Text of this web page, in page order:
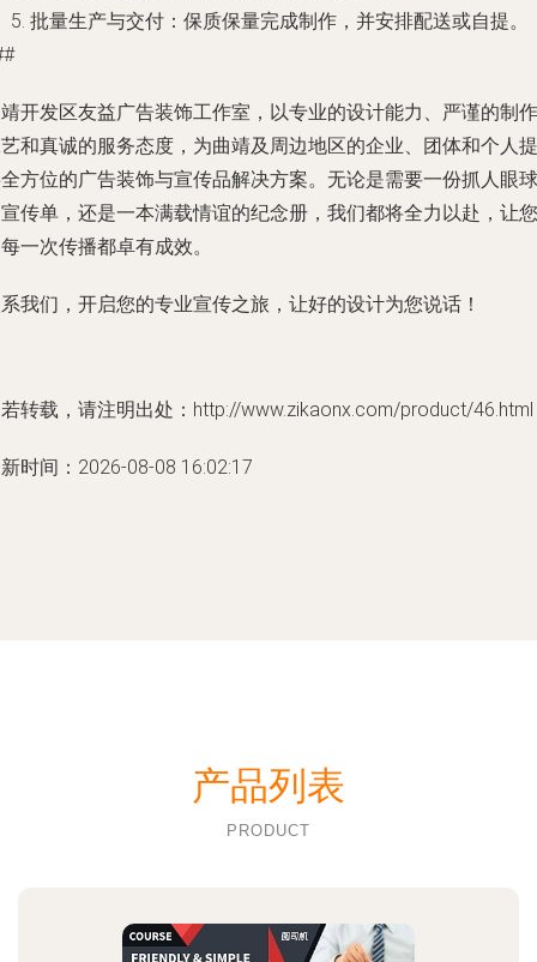
批量生产与交付 ：保质保量完成制作，并安排配送或自提。
开发区友益广告装饰工作室，以专业的设计能力、严谨的制作
和真诚的服务态度，为曲靖及周边地区的企业、团体和个人提
方位的广告装饰与宣传品解决方案。无论是需要一份抓人眼球
传单，还是一本满载情谊的纪念册，我们都将全力以赴，让您
一次传播都卓有成效。
我们 ，开启您的专业宣传之旅，让好的设计为您说话！
转载，请注明出处：http://www.zikaonx.com/product/46.html
时间：2026-08-08 16:02:17
产品列表
PRODUCT